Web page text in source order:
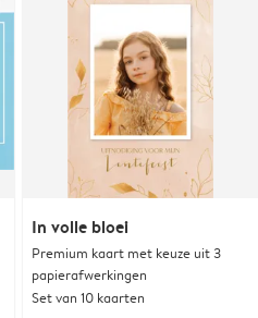
In volle bloei
Premium kaart met keuze uit 3
papierafwerkingen
Set van 10 kaarten